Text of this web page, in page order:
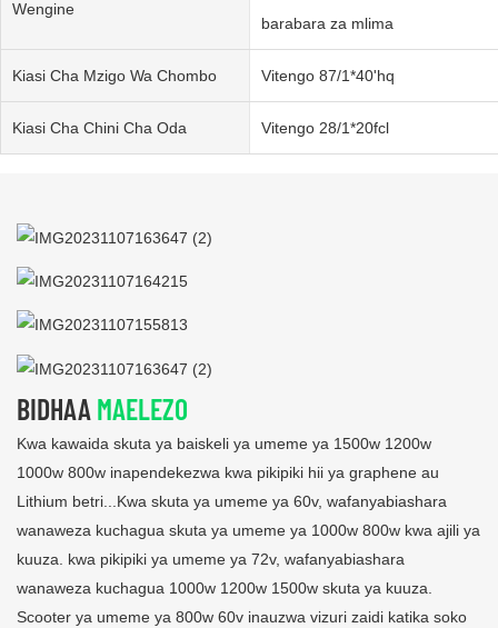
Wengine
barabara za mlima
Kiasi Cha Mzigo Wa Chombo Vitengo 87/1*40'hq
Kiasi Cha Chini Cha Oda Vitengo 28/1*20fcl
BIDHAA MAELEZO
Kwa kawaida skuta ya baiskeli ya umeme ya 1500w 1200w
1000w 800w inapendekezwa kwa pikipiki hii ya graphene au
Lithium betri...Kwa skuta ya umeme ya 60v, wafanyabiashara
wanaweza kuchagua skuta ya umeme ya 1000w 800w kwa ajili ya
kuuza. kwa pikipiki ya umeme ya 72v, wafanyabiashara
wanaweza kuchagua 1000w 1200w 1500w skuta ya kuuza.
Scooter ya umeme ya 800w 60v inauzwa vizuri zaidi katika soko